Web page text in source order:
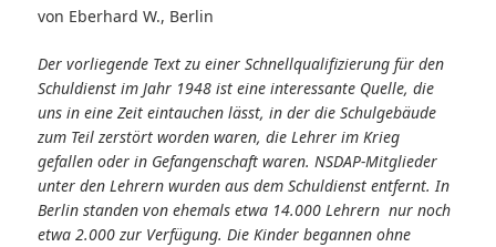
von Eberhard W., Berlin
Der vorliegende Text zu einer Schnellqualifizierung für den
Schuldienst im Jahr 1948 ist eine interessante Quelle, die
uns in eine Zeit eintauchen lässt, in der die Schulgebäude
zum Teil zerstört worden waren, die Lehrer im Krieg
gefallen oder in Gefangenschaft waren. NSDAP-Mitglieder
unter den Lehrern wurden aus dem Schuldienst entfernt. In
Berlin standen von ehemals etwa 14.000 Lehrern nur noch
etwa 2.000 zur Verfügung. Die Kinder begannen ohne